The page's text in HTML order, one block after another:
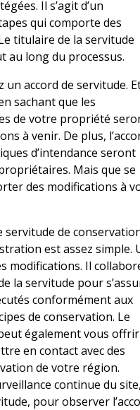
Il s’agit d’un
qui comporte des
titulaire de la servitude
au long du processus.
accord de servitude.
sachant que les
de votre propriété
à venir. De plus,
d’intendance seront
Mais que se
des modifications à
servitude de
est assez simple.
modifications. Il
la servitude pour
conformément aux
de conservation. Le
également vous offrir
en contact avec des
de votre région.
continue du site,
pour observer